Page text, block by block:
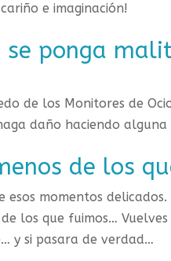
e imaginación!
se ponga
de los Monitores de
daño haciendo alguna
de los
esos momentos
los que fuimos…
y si pasara de verdad…